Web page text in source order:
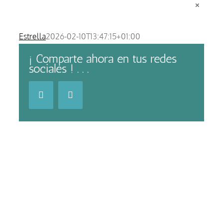
×
Estrella2026-02-10T13:47:15+01:00
¡ Comparte ahora en tus redes
sociales ! . . .
Facebook